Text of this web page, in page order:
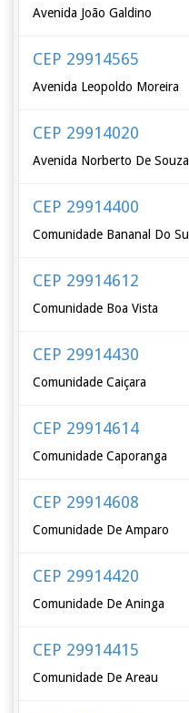
Avenida João Galdino
CEP 29914565
Avenida Leopoldo Moreira
CEP 29914020
Avenida Norberto De Souza
CEP 29914400
Comunidade Bananal Do Sul
CEP 29914612
Comunidade Boa Vista
CEP 29914430
Comunidade Caiçara
CEP 29914614
Comunidade Caporanga
CEP 29914608
Comunidade De Amparo
CEP 29914420
Comunidade De Aninga
CEP 29914415
Comunidade De Areau